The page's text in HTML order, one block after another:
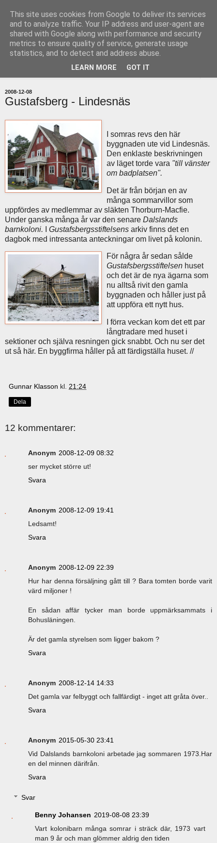
uddevallabloggen.se
med stort och smått från Uddevallas horisont
2008-12-08
Gustafsberg - Lindesnäs
I somras revs den här
byggnaden ute vid Lindesnäs.
Den enklaste beskrivningen
av läget torde vara "till vänster
om badplatsen".
Det är från början en av
många sommarvillor som
uppfördes av medlemmar av släkten Thorburn-Macfie.
Under ganska många år var den senare Dalslands
barnkoloni.
Gustafsbergsstiftelsens arkiv finns det en
dagbok med intressanta anteckningar om livet på kolonin.
För några år sedan sålde
Gustafsbergsstiftelsen huset
och det är de nya ägarna som
nu alltså rivit den gamla
byggnaden och håller just på
att uppföra ett nytt hus.
I förra veckan kom det ett par
långtradare med huset i
sektioner och själva resningen gick snabbt. Och nu ser det
ut så här. En byggfirma håller på att färdigställa huset. //
Gunnar Klasson kl. 21:24
Dela
12 kommentarer:
Anonym 2008-12-09 08:32
ser mycket större ut!
Svara
Anonym 2008-12-09 19:41
Ledsamt!
Svara
Anonym 2008-12-09 22:39
Hur har denna försäljning gått till ? Bara tomten borde varit
värd miljoner !
En sådan affär tycker man borde uppmärksammats i
Bohusläningen.
Är det gamla styrelsen som ligger bakom ?
Svara
Anonym 2008-12-14 14:33
Det gamla var felbyggt och fallfärdigt - inget att gråta över..
Svara
Anonym 2015-05-30 23:41
Vid Dalslands barnkoloni arbetade jag sommaren 1973.Har
en del minnen därifrån.
Svara
Svar
Benny Johansen 2019-08-08 23:39
Vart kolonibarn många somrar i sträck där, 1973 vart
man 9 år och man glömmer aldrig den tiden
This site uses cookies from Google to deliver its services
and to analyze traffic. Your IP address and user-agent are
shared with Google along with performance and security
metrics to ensure quality of service, generate usage
statistics, and to detect and address abuse.
LEARN MORE GOT IT